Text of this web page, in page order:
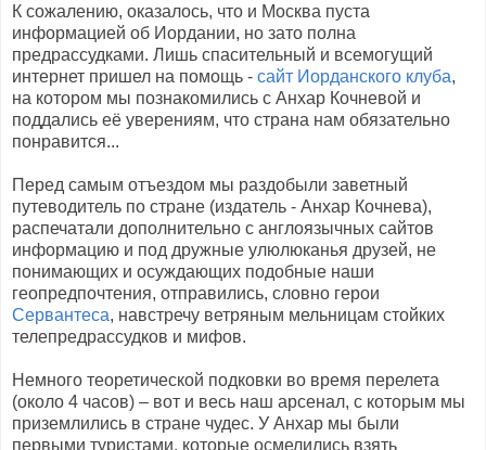
К сожалению, оказалось, что и Москва пуста
информацией об Иордании, но зато полна
предрассудками. Лишь спасительный и всемогущий
интернет пришел на помощь - сайт Иорданского клуба,
на котором мы познакомились с Анхар Кочневой и
поддались её уверениям, что страна нам обязательно
понравится...
Перед самым отъездом мы раздобыли заветный
путеводитель по стране (издатель - Анхар Кочнева),
распечатали дополнительно с англоязычных сайтов
информацию и под дружные улюлюканья друзей, не
понимающих и осуждающих подобные наши
геопредпочтения, отправились, словно герои
Сервантеса, навстречу ветряным мельницам стойких
телепредрассудков и мифов.
Немного теоретической подковки во время перелета
(около 4 часов) – вот и весь наш арсенал, с которым мы
приземлились в стране чудес. У Анхар мы были
первыми туристами, которые осмелились взять